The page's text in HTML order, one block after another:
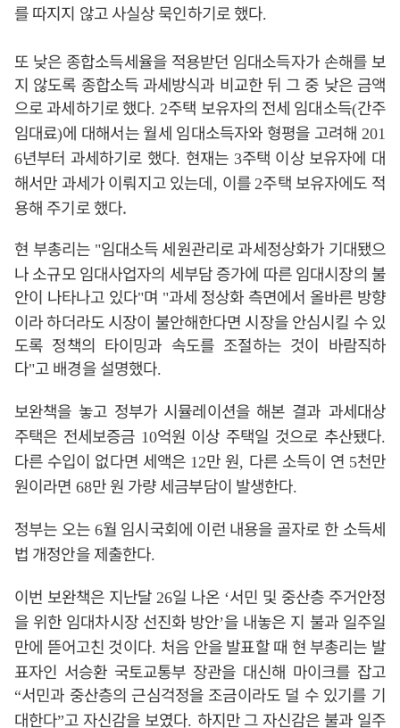
를 따지지 않고 사실상 묵인하기로 했다.
또 낮은 종합소득세율을 적용받던 임대소득자가 손해를 보
지 않도록 종합소득 과세방식과 비교한 뒤 그 중 낮은 금액
으로 과세하기로 했다. 2주택 보유자의 전세 임대소득(간주
임대료)에 대해서는 월세 임대소득자와 형평을 고려해 201
6년부터 과세하기로 했다. 현재는 3주택 이상 보유자에 대
해서만 과세가 이뤄지고 있는데, 이를 2주택 보유자에도 적
용해 주기로 했다.
현 부총리는 "임대소득 세원관리로 과세정상화가 기대됐으
나 소규모 임대사업자의 세부담 증가에 따른 임대시장의 불
안이 나타나고 있다"며 "과세 정상화 측면에서 올바른 방향
이라 하더라도 시장이 불안해한다면 시장을 안심시킬 수 있
도록 정책의 타이밍과 속도를 조절하는 것이 바람직하
다"고 배경을 설명했다.
보완책을 놓고 정부가 시뮬레이션을 해본 결과 과세대상
주택은 전세보증금 10억원 이상 주택일 것으로 추산됐다.
다른 수입이 없다면 세액은 12만 원, 다른 소득이 연 5천만
원이라면 68만 원 가량 세금부담이 발생한다.
정부는 오는 6월 임시국회에 이런 내용을 골자로 한 소득세
법 개정안을 제출한다.
이번 보완책은 지난달 26일 나온 ‘서민 및 중산층 주거안정
을 위한 임대차시장 선진화 방안’을 내놓은 지 불과 일주일
만에 뜯어고친 것이다. 처음 안을 발표할 때 현 부총리는 발
표자인 서승환 국토교통부 장관을 대신해 마이크를 잡고
“서민과 중산층의 근심걱정을 조금이라도 덜 수 있기를 기
대한다”고 자신감을 보였다. 하지만 그 자신감은 불과 일주